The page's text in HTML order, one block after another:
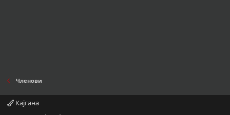
Членови
Кајгана